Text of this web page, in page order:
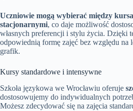
Uczniowie mogą wybierać między
stacjonarnymi, co daje możliwość
własnych preferencji i stylu życia. Dzięki
odpowiednią formę zajęć bez względu na
grafik.
Kursy standardowe i intensywne
Szkoła językowa we Wrocławiu oferuje
dostosowujemy do indywidualnych
Możesz zdecydować się na zajęcia